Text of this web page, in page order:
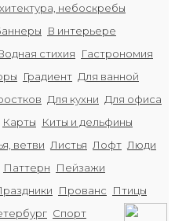
небоскребы
В интерьере
стихия
Гастрономия
Градиент Для ванной
Для кухни Для офиса
Карты
Киты и дельфины
ветви Листья Лофт Люди
Паттерн
Пейзажи
Прованс
Птицы
Спорт